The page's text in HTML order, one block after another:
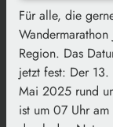
Für alle, die
Region. Das
jetzt fest: Der
Mai 2025 rund
ist um 07 Uhr